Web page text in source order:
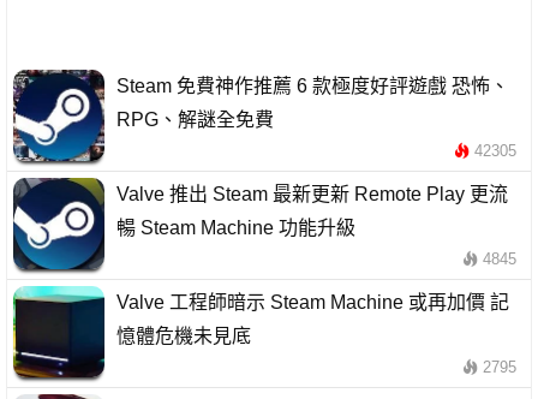
Steam 免費神作推薦 6 款極度好評遊戲 恐怖、
RPG、解謎全免費
42305
Valve 推出 Steam 最新更新 Remote Play 更流
暢 Steam Machine 功能升級
4845
Valve 工程師暗示 Steam Machine 或再加價 記
憶體危機未見底
2795